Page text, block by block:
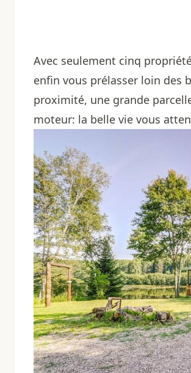
Avec seulement cinq
enfin vous prélasser loin des
proximité, une grande
moteur: la belle vie vous